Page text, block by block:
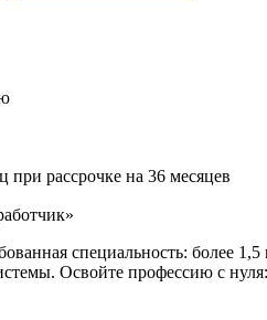
при рассрочке на 36 месяцев
специальность: более
Освойте профессию с